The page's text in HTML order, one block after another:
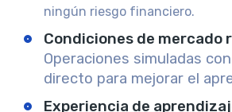
ningún riesgo financiero.
Condiciones de mercado
Operaciones simuladas
directo para mejorar el
Experiencia de